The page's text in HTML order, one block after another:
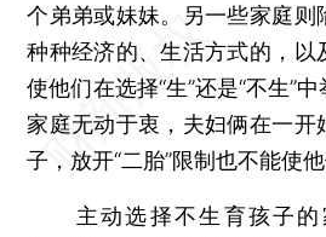
个弟弟或妹妹。另一些家庭则
种种经济的、生活方式的，以
使他们在选择“生”还是“不生”
家庭无动于衷，夫妇俩在一开
子，放开“二胎”限制也不能使
主动选择不生育孩子的